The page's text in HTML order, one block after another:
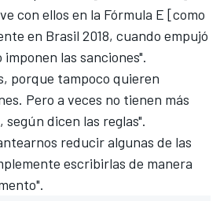
con ellos en la Fórmula E [como
en Brasil 2018, cuando empujó
las sanciones".
porque tampoco quieren
Pero a veces no tienen más
dicen las reglas".
reducir algunas de las
escribirlas de manera